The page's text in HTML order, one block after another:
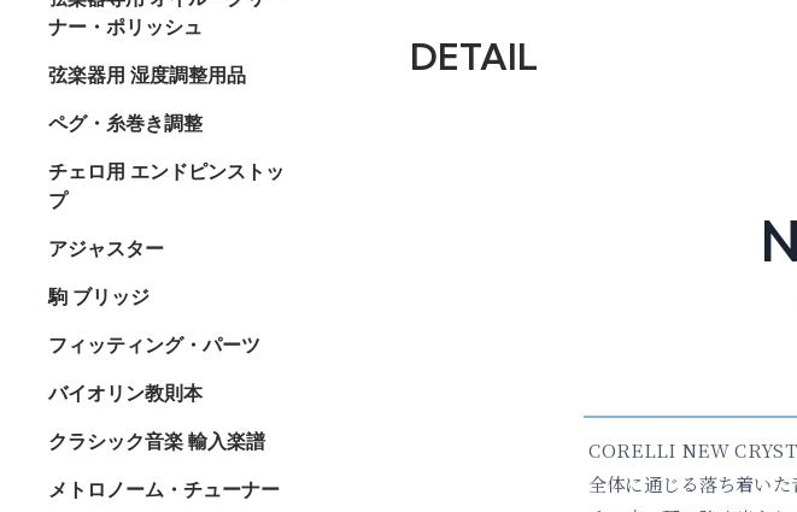
ナー・ポリッシュ
弦楽器用 湿度調整用品
ペグ・糸巻き調整
チェロ用 エンドピンストッ
プ
アジャスター
駒 ブリッジ
フィッティング・パーツ
バイオリン教則本
クラシック音楽 輸入楽譜
メトロノーム・チューナー
DETAIL
CORELLI NEW
全体に通じる落ち着い